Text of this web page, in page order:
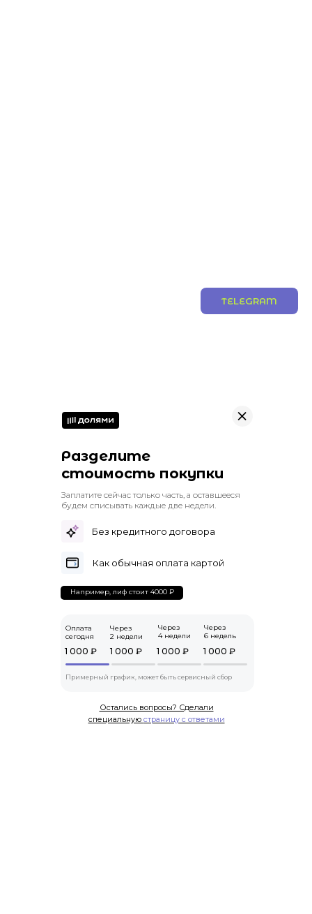
TELEGRAM
Через
6 недель
1 000 ₽
Через
4 недели
1 000 ₽
Через
2 недели
1 000 ₽
Примерный график, может быть сервисный сбор
Оплата
сегодня
1 000 ₽
Остались вопросы? Сделали
специальную страницу с ответами
Как обычная оплата картой
Без кредитного договора
Заплатите сейчас только часть, а оставшееся
будем списывать каждые две недели.
Разделите
стоимость покупки
Например, лиф стоит 4000 ₽